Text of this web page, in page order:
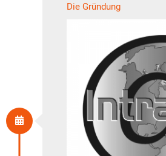
Die Gründung